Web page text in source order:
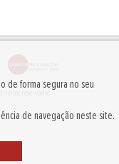
direitos reservados.
de forma segura no seu
de navegação neste site.